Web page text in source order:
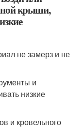
крыши,
не замерз и не
и
низкие
и кровельного